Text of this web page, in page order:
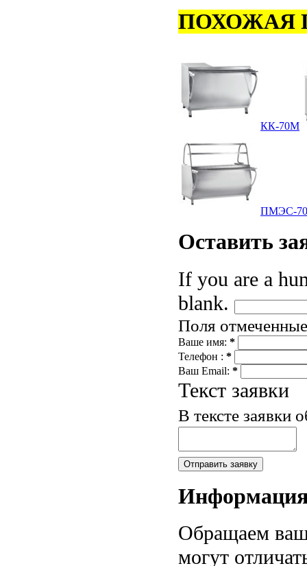
ПОХОЖАЯ
КК-70М
ПМЭС-
Оставить
If you are a
blank.
Поля
Ваше имя: *
Телефон : *
Ваш Email: *
Текст заявки
В тексте заявки
Обращаем
могут